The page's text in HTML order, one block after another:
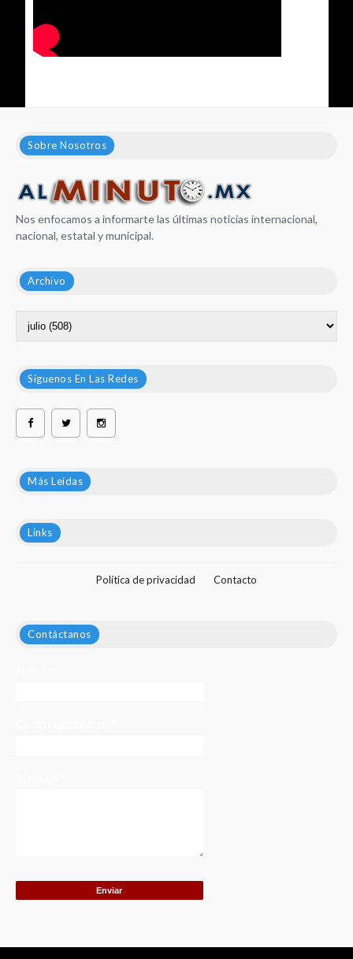
Sobre Nosotros
Nos enfocamos a informarte las últimas noticias internacional,
nacional, estatal y municipal.
Archivo
Síguenos En Las Redes
Más Leídas
Links
Política de privacidad Contacto
Contáctanos